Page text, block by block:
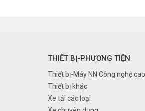
THIẾT BỊ-PHƯƠNG TIỆN
Thiết bị-Máy NN Công nghệ cao
Thiết bị khác
Xe tải các loại